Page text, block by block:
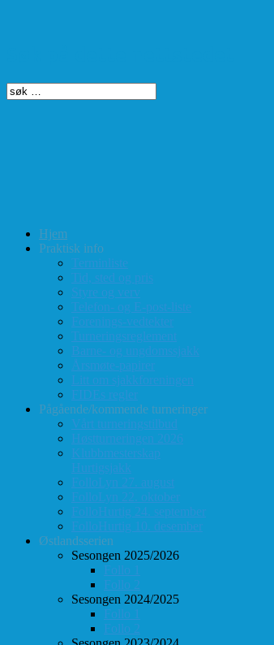
Hjem
Praktisk info
Terminliste
Tid, sted og pris
Styre og verv
Telefon- og E-post-liste
Forenings-vedtekter
Turneringsreglement
Barne- og ungdomssjakk
Årsmøte-papirer
Litt om sjakkforeningen
FIDEs regler
Pågående/kommende turneringer
Vårt turneringstilbud
Høstturneringen 2026
Klubbmesterskap
Hurtigsjakk
FolloLyn 27. august
FolloLyn 22. oktober
FolloHurtig 24. september
FolloHurtig 10. desember
Østlandsserien
Sesongen 2025/2026
Follo 1
Follo 2
Sesongen 2024/2025
Follo 1
Follo 2